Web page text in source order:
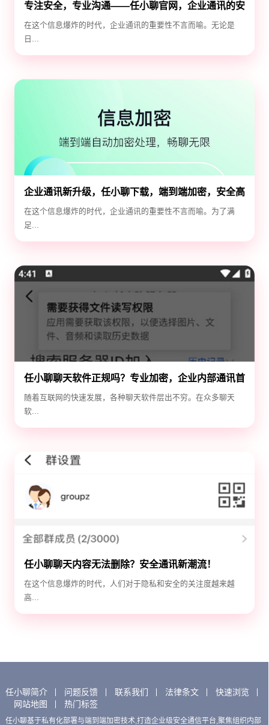
专注安全，专业沟通——任小聊官网，企业通讯的安
全守护神
在这个信息爆炸的时代，企业通讯的重要性不言而喻。无论是
日...
企业通讯新升级，任小聊下载，端到端加密，安全高
效！
在这个信息爆炸的时代，企业通讯的重要性不言而喻。为了满
足...
任小聊聊天软件正规吗？专业加密，企业内部通讯首
选！
随着互联网的快速发展，各种聊天软件层出不穷。在众多聊天
软...
任小聊聊天内容无法删除？安全通讯新潮流！
在这个信息爆炸的时代，人们对于隐私和安全的关注度越来越
高...
任小聊简介 问题反馈 联系我们 法律条文
快速浏览
网站地图
热门标签
任小聊基于私有化部署与端到端加密技术,打造企业级安全通信平台,聚焦组织内部